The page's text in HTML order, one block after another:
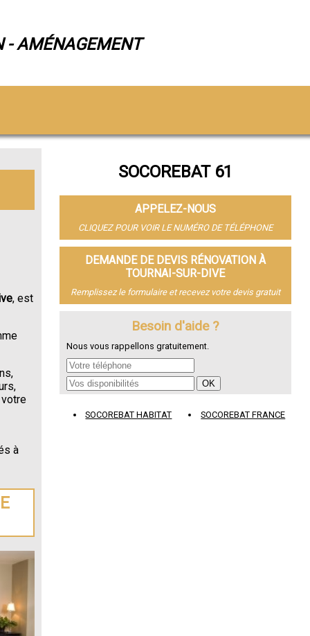
- AMÉNAGEMENT
, est
à
SOCOREBAT 61
APPELEZ-NOUS
CLIQUEZ POUR VOIR LE NUMÉRO DE TÉLÉPHONE
DEMANDE DE DEVIS RÉNOVATION À
TOURNAI-SUR-DIVE
Remplissez le formulaire et recevez votre devis gratuit
Besoin d'aide ?
Nous vous rappellons gratuitement.
SOCOREBAT HABITAT SOCOREBAT FRANCE